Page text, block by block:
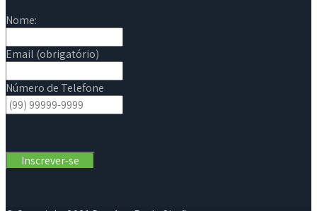
Nome:
Email (obrigatório)
Número de Telefone